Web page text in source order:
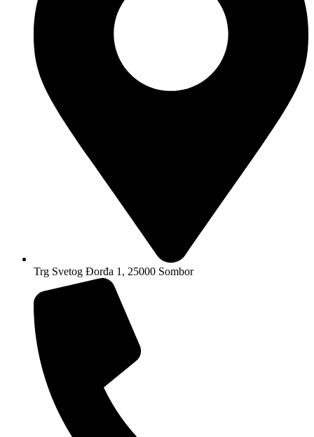
Trg Svetog Đorđa 1, 25000 Sombor